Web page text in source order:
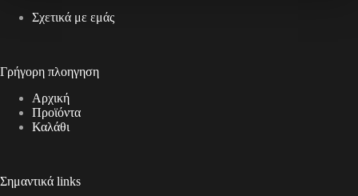
Σχετικά με εμάς
Γρήγορη πλοηγηση
Αρχική
Προϊόντα
Καλάθι
Σημαντικά links